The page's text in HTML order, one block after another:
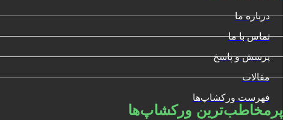
درباره ما
تماس با ما
پرسش و پاسخ
مقالات
فهرست ورکشاپ‌ها
پرمخاطب‌ترین ورکشاپ‌ها